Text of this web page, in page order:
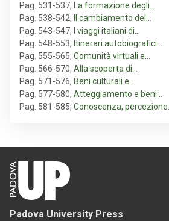
Pag. 531-537,
La formazione degli…
Pag. 538-542,
Il cambiamento del…
Pag. 543-547,
I viaggi italiani di…
Pag. 548-553, Itinerari autobiografici…
Pag. 555-565, Comunità virtuali e…
Pag. 566-570, Alla scoperta di…
Pag. 571-576, Beni culturali e…
Pag. 577-580, Atteggiamento e beni…
Pag. 581-585, Conoscenza, percezione…
Padova University Press